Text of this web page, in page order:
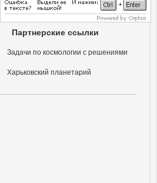
Партнерские ссылки
Задачи по космологии с решениями
Харьковский планетарий